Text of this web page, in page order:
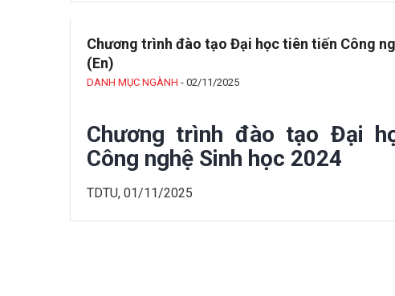
Chương trình đào tạo Đại học tiên tiến Công
(En)
DANH MỤC NGÀNH - 02/11/2025
Chương trình đào tạo Đại
Công nghệ Sinh học 2024
TDTU, 01/11/2025